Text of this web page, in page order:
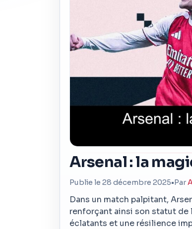
Arsenal : la
Publie le 28 décembre 2025•Par
Dans un match palpitant,
renforçant ainsi son statut de
éclatants et une résilience